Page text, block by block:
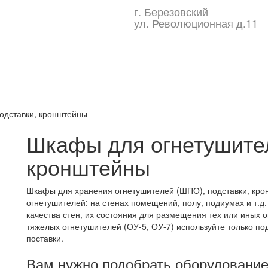
г. Березовский
ул. Революционная д.11
кронштейны
Шкафы для
кронштейны
Шкафы для хранения огнетушителей (ШПО), подставки,
огнетушителей: на стенах помещений, полу, подиумах и
качества стен, их состояния для размещения тех или иных
тяжелых огнетушителей (ОУ-5, ОУ-7) используйте только
поставки.
Вам нужно подобрать